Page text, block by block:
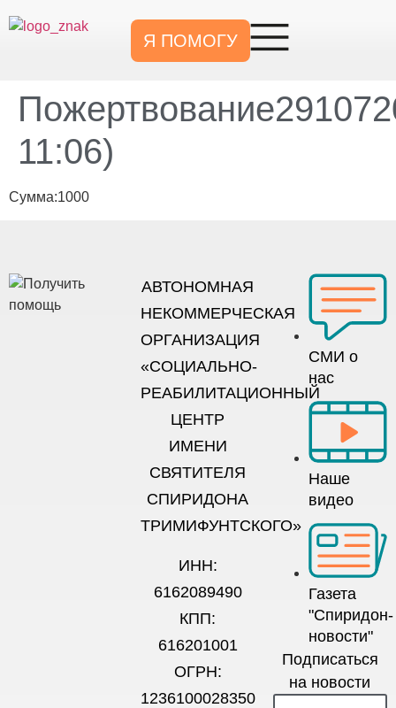
Я ПОМОГУ
11:06)
Сумма:1000
АВТОНОМНАЯ
НЕКОММЕРЧЕСКАЯ
ОРГАНИЗАЦИЯ
«СОЦИАЛЬНО-
РЕАБИЛИТАЦИОННЫЙ
ЦЕНТР
ИМЕНИ
СВЯТИТЕЛЯ
СПИРИДОНА
ТРИМИФУНТСКОГО»
ИНН:
6162089490
КПП:
616201001
ОГРН:
1236100028350
СМИ о
нас
Наше
видео
Газета
"Спиридон-
новости"
Подписаться
на новости